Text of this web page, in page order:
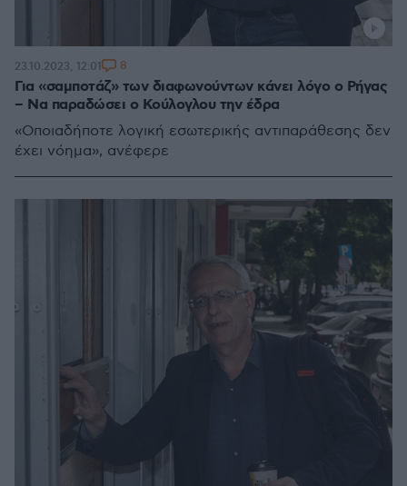
Για «σαμποτάζ» των διαφωνούντων κάνει λόγο ο Ρήγας
– Να παραδώσει ο Κούλογλου την έδρα
«Οποιαδήποτε λογική εσωτερικής αντιπαράθεσης δεν
έχει νόημα», ανέφερε
23.10.2023, 12:01 8